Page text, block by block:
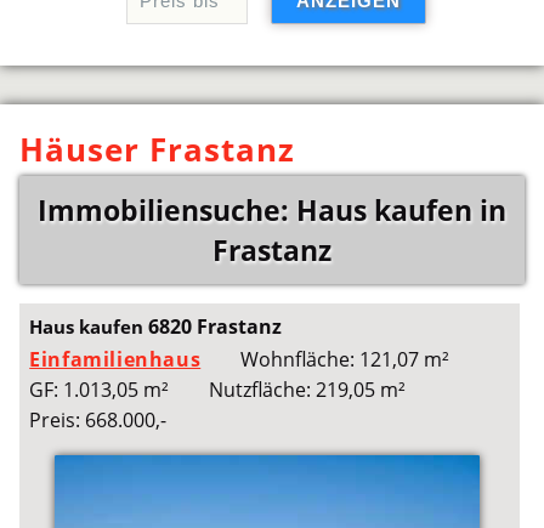
Häuser Frastanz
Immobiliensuche: Haus kaufen in
Frastanz
Haus kaufen6820 Frastanz
Einfamilienhaus
Wohnfläche: 121,07 m²
GF: 1.013,05 m²
Nutzfläche: 219,05 m²
Preis: 668.000,-